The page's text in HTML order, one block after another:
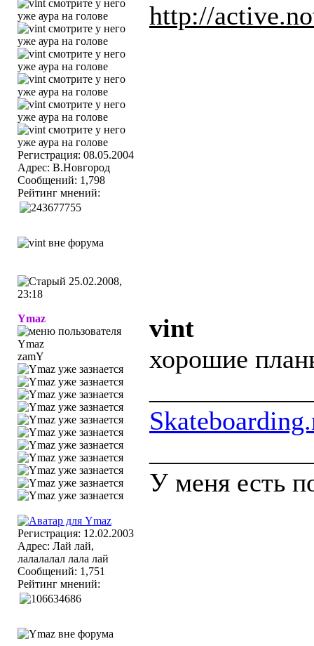
Регистрация: 08.05.2004
Адрес: В.Новгород
Сообщений: 1,798
Рейтинг мнений:
http://
25.02.2008,
23:18
Ymaz
zamY
Регистрация: 12.02.2003
Адрес: Лай лай,
лалалалал лала лай
Сообщений: 1,751
Рейтинг мнений:
vint
хорошие
У меня есть